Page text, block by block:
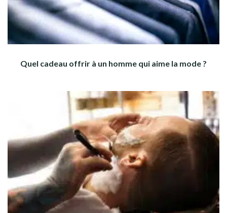
Quel cadeau offrir à un homme qui aime la mode ?